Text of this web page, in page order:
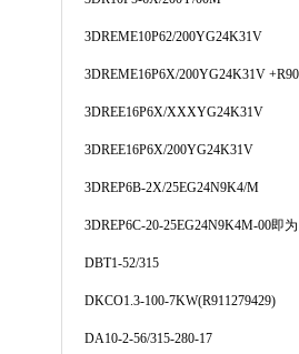
3DREME10P62/200YG24K31V
3DREME16P6X/200YG24K31V
3DREE16P6X/XXXYG24K31V
3DREE16P6X/200YG24K31V
3DREP6B-2X/25EG24N9K4/M
3DREP6C-20-25EG24N9K4M-00即为
DBT1-52/315
DKCO1.3-100-7KW(R911279429)
DA10-2-56/315-280-17